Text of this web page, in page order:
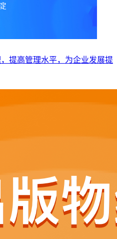
提高管理水平，为企业发展提